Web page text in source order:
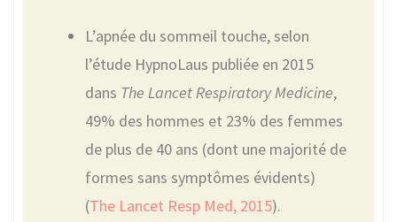
L’apnée du sommeil touche, selon
l’étude HypnoLaus publiée en 2015
dans The Lancet Respiratory Medicine,
49% des hommes et 23% des femmes
de plus de 40 ans (dont une majorité de
formes sans symptômes évidents)
(The Lancet Resp Med, 2015).